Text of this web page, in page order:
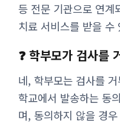
등 전문 기관으로 연계
치료 서비스를 받을 수
❓ 학부모가 검사를
네, 학부모는 검사를
학교에서 발송하는 동
며, 동의하지 않을 경